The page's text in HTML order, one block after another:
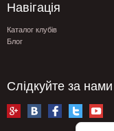
Навігація
Каталог клубів
Блог
Слідкуйте за нами